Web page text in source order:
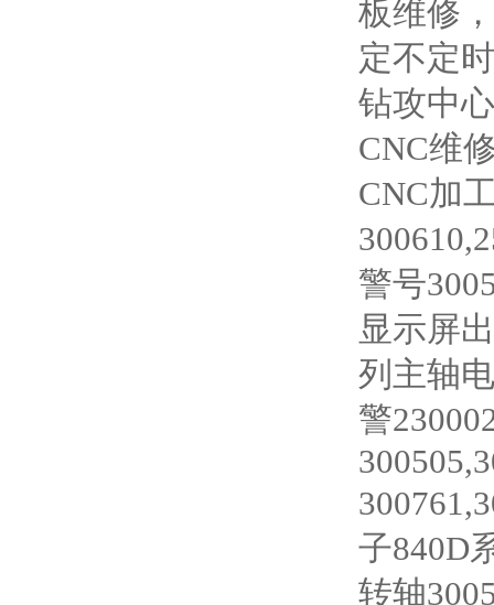
板维修
定不定
钻攻中
CNC维
CNC加
警号
显示屏
列主轴
警
子840D
转轴